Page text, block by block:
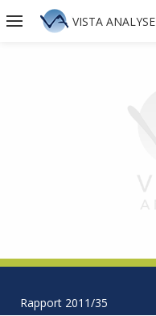
VISTA ANALYSE
Rapport 2011/35